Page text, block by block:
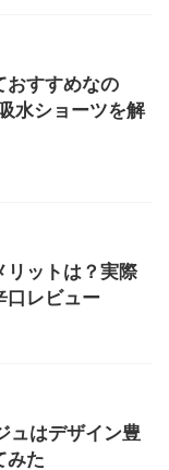
おすすめなの
水ショーツを解
リットは？実際
口レビュー
ュはデザイン豊
みた